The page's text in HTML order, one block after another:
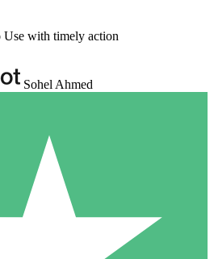
with timely action
Sohel Ahmed